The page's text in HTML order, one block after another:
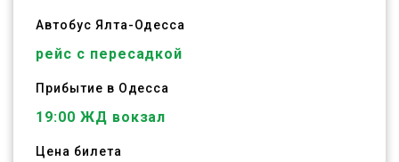
Автобус Ялта-Одесса
рейс с пересадкой
Прибытие в Одесса
19:00 ЖД вокзал
Цена билета